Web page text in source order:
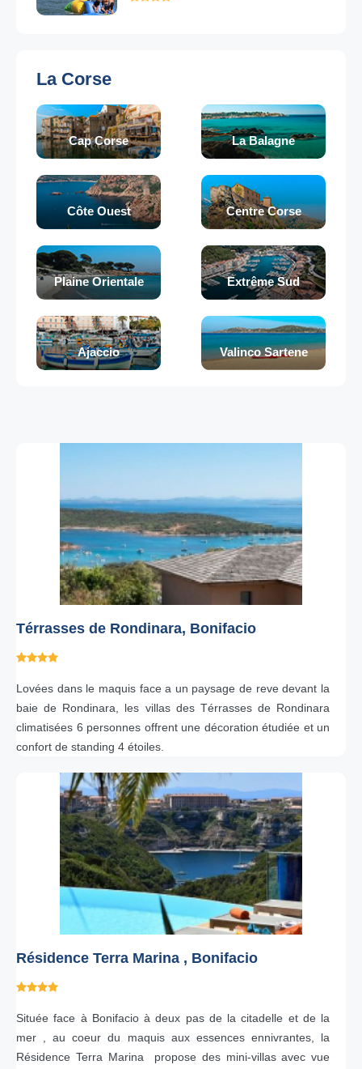
La Corse
Cap Corse La Balagne
Côte Ouest Centre Corse
Plaine Orientale Extrême Sud
Ajaccio Valinco Sartene
Térrasses de Rondinara, Bonifacio
Lovées dans le maquis face a un paysage de reve devant la
baie de Rondinara, les villas des Térrasses de Rondinara
climatisées 6 personnes offrent une décoration étudiée et un
confort de standing 4 étoiles.
Résidence Terra Marina , Bonifacio
Située face à Bonifacio à deux pas de la citadelle et de la
mer , au coeur du maquis aux essences ennivrantes, la
Résidence Terra Marina propose des mini-villas avec vue